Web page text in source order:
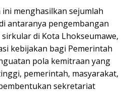
menghasilkan sejumlah
antaranya pengembangan
di Kota Lhokseumawe,
kebijakan bagi Pemerintah
pola kemitraan yang
pemerintah, masyarakat,
sekretariat